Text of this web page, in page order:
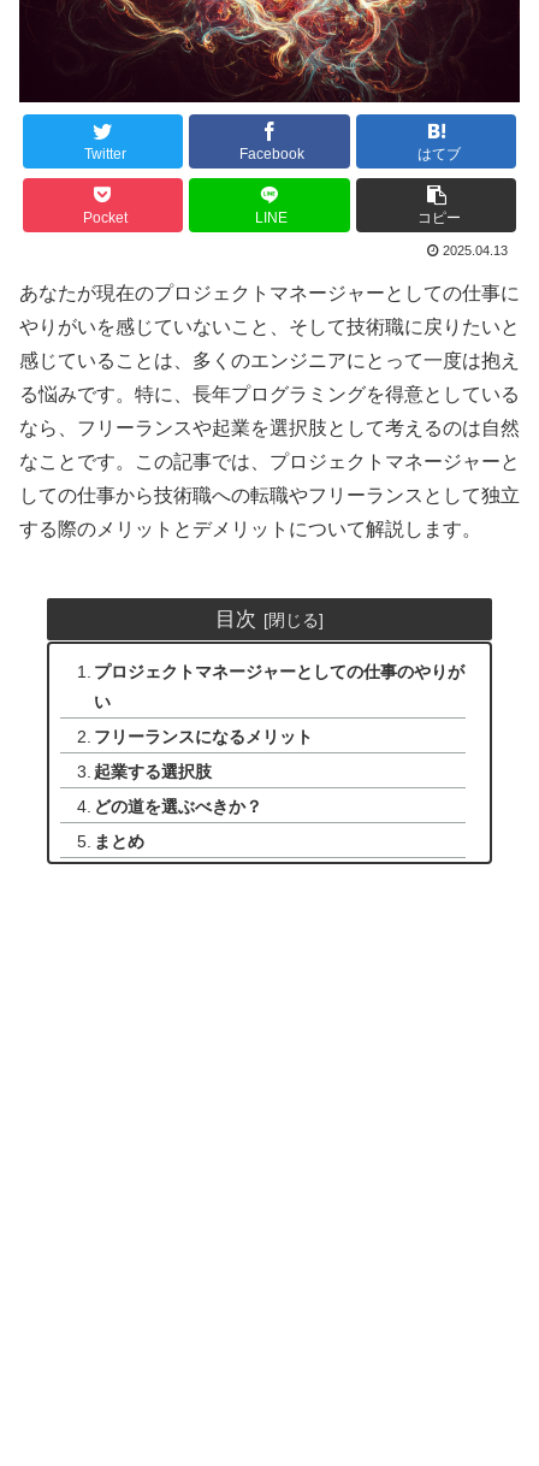
Twitter Facebook はてブ
Pocket LINE コピー
2025.04.13
あなたが現在のプロジェクトマネージャーとしての仕事に
やりがいを感じていないこと、そして技術職に戻りたいと
感じていることは、多くのエンジニアにとって一度は抱え
る悩みです。特に、長年プログラミングを得意としている
なら、フリーランスや起業を選択肢として考えるのは自然
なことです。この記事では、プロジェクトマネージャーと
しての仕事から技術職への転職やフリーランスとして独立
する際のメリットとデメリットについて解説します。
目次
プロジェクトマネージャーとしての仕事のやりが
い
フリーランスになるメリット
起業する選択肢
どの道を選ぶべきか？
まとめ